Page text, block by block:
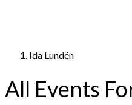
Ida Lundén
All Events